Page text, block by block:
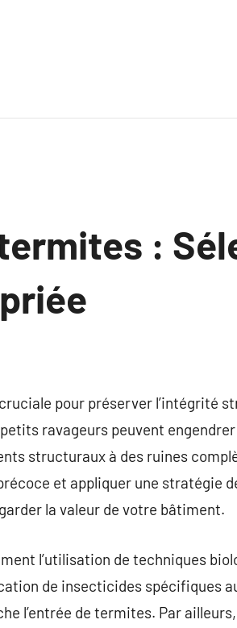
:
pour préserver l’intégrité
ravageurs peuvent
structuraux à des ruines
et appliquer une stratégie
la valeur de votre bâtiment.
l’utilisation de techniques
de insecticides spécifiques
l’entrée de termites. Par